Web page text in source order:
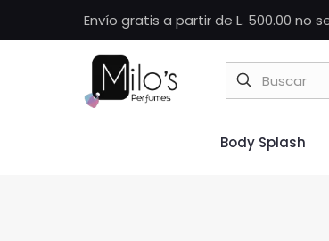
Envío gratis a partir de L. 500.00 no
Body Splash